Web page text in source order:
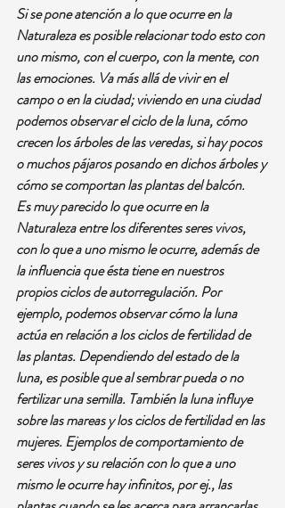
Si se pone atención a lo que ocurre en la
Naturaleza es posible relacionar todo esto con
uno mismo, con el cuerpo, con la mente, con
las emociones. Va más allá de vivir en el
campo o en la ciudad; viviendo en una ciudad
podemos observar el ciclo de la luna, cómo
crecen los árboles de las veredas, si hay pocos
o muchos pájaros posando en dichos árboles y
cómo se comportan las plantas del balcón.
Es muy parecido lo que ocurre en la
Naturaleza entre los diferentes seres vivos,
con lo que a uno mismo le ocurre, además de
la influencia que ésta tiene en nuestros
propios ciclos de autorregulación. Por
ejemplo, podemos observar cómo la luna
actúa en relación a los ciclos de fertilidad de
las plantas. Dependiendo del estado de la
luna, es posible que al sembrar pueda o no
fertilizar una semilla. También la luna influye
sobre las mareas y los ciclos de fertilidad en las
mujeres. Ejemplos de comportamiento de
seres vivos y su relación con lo que a uno
mismo le ocurre hay infinitos, por ej., las